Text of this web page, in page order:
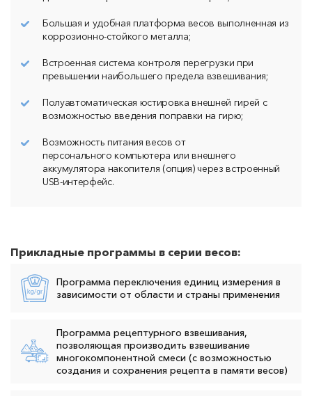
Большая и удобная платформа весов выполненная из
коррозионно-стойкого металла;
Встроенная система контроля перегрузки при
превышении наибольшего предела взвешивания;
Полуавтоматическая юстировка внешней гирей с
возможностью введения поправки на гирю;
Возможность питания весов от
персонального компьютера или внешнего
аккумулятора накопителя (опция) через встроенный
USB-интерфейс.
Прикладные программы в серии весов:
Программа переключения единиц измерения в
зависимости от области и страны применения
Программа рецептурного взвешивания,
позволяющая производить взвешивание
многокомпонентной смеси (с возможностью
создания и сохранения рецепта в памяти весов)